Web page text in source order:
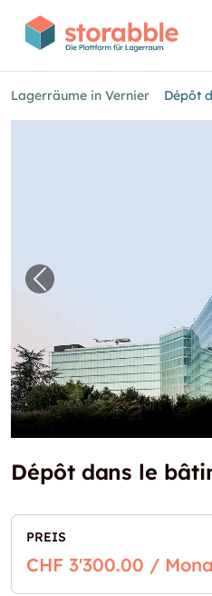
Lagerräume in Vernier Dépôt
Vorheriges Bild für
Dépôt dans le
PREIS
CHF 3'300.00 /